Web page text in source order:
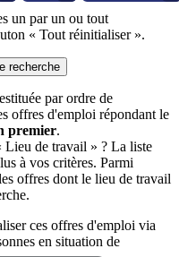
un par un ou tout
« Tout réinitialiser ».
recherche
par ordre de
offres d'emploi répondant le
premier.
Lieu de travail » ? La liste
à vos critères. Parmi
offres dont le lieu de travail
ces offres d'emploi via
en situation de